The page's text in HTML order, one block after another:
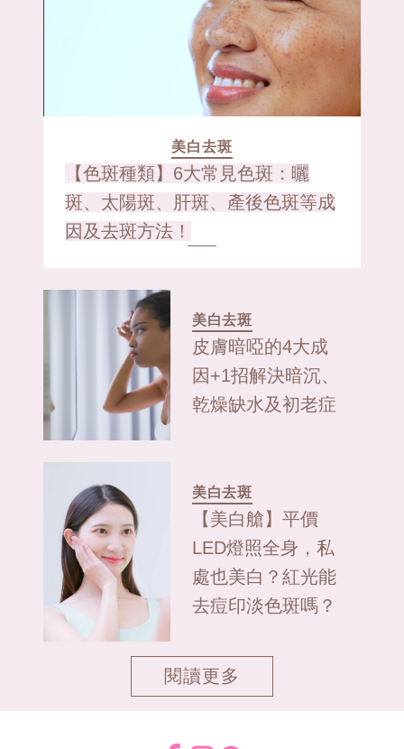
美白去斑
【色斑種類】6大常見色斑：曬
斑、太陽斑、肝斑、產後色斑等成
因及去斑方法！
美白去斑
皮膚暗啞的4大成
因+1招解決暗沉、
乾燥缺水及初老症
美白去斑
【美白艙】平價
LED燈照全身，私
處也美白？紅光能
去痘印淡色斑嗎？
閱讀更多